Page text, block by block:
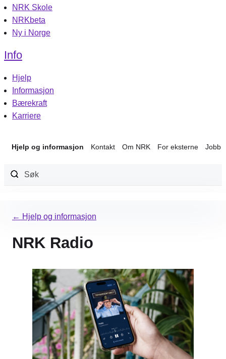
NRK Skole
NRKbeta
Ny i Norge
Info
Hjelp
Informasjon
Bærekraft
Karriere
Hjelp og informasjon Kontakt Om NRK For eksterne Jobb
innhold
← Hjelp og informasjon
NRK Radio